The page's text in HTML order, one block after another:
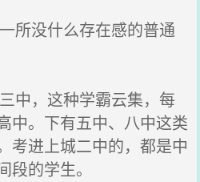
所没什么存在感的普通
中，这种学霸云集，每
中。下有五中、八中这类
考进上城二中的，都是中
的学生。